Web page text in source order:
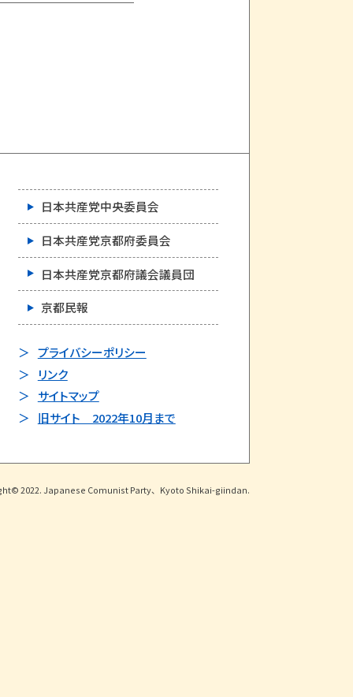
日本共産党中央委員会
日本共産党京都府委員会
日本共産党京都府議会議員団
京都民報
プライバシーポリシー
リンク
サイトマップ
旧サイト 2022年10月まで
2022. Japanese Comunist Party、Kyoto Shikai-giindan.